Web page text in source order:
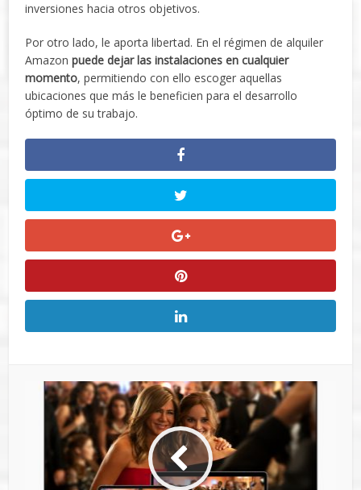
inversiones hacia otros objetivos.
Por otro lado, le aporta libertad. En el régimen de alquiler
Amazonpuede dejar las instalaciones en cualquier
momento, permitiendo con ello escoger aquellas
ubicaciones que más le beneficien para el desarrollo
óptimo de su trabajo.